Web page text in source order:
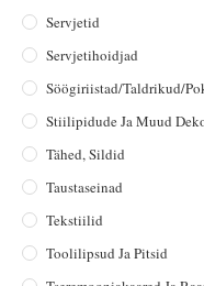
Servjetid
Servjetihoidjad
Söögiriistad/taldrikud/
Stiilipidude Ja Muud
Tähed, Sildid
Taustaseinad
Tekstiilid
Toolilipsud Ja Pitsid